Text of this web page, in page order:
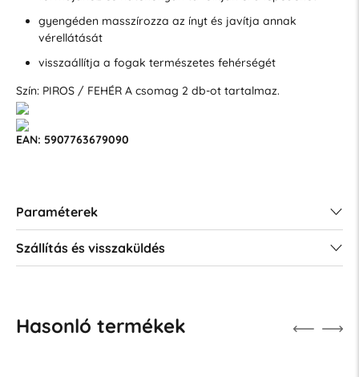
gyengéden masszírozza az ínyt és javítja annak
vérellátását
visszaállítja a fogak természetes fehérségét
Szín: PIROS / FEHÉR A csomag 2 db-ot tartalmaz.
EAN: 5907763679090
Paraméterek
Szállítás és visszaküldés
Hasonló termékek